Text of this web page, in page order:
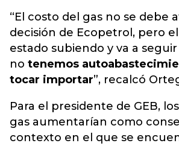
“El costo del gas no se debe
decisión de Ecopetrol, pero
estado subiendo y va a
no tenemos
tocar importar”, recalcó
Para el presidente de GEB,
gas aumentarían como
contexto en el que se